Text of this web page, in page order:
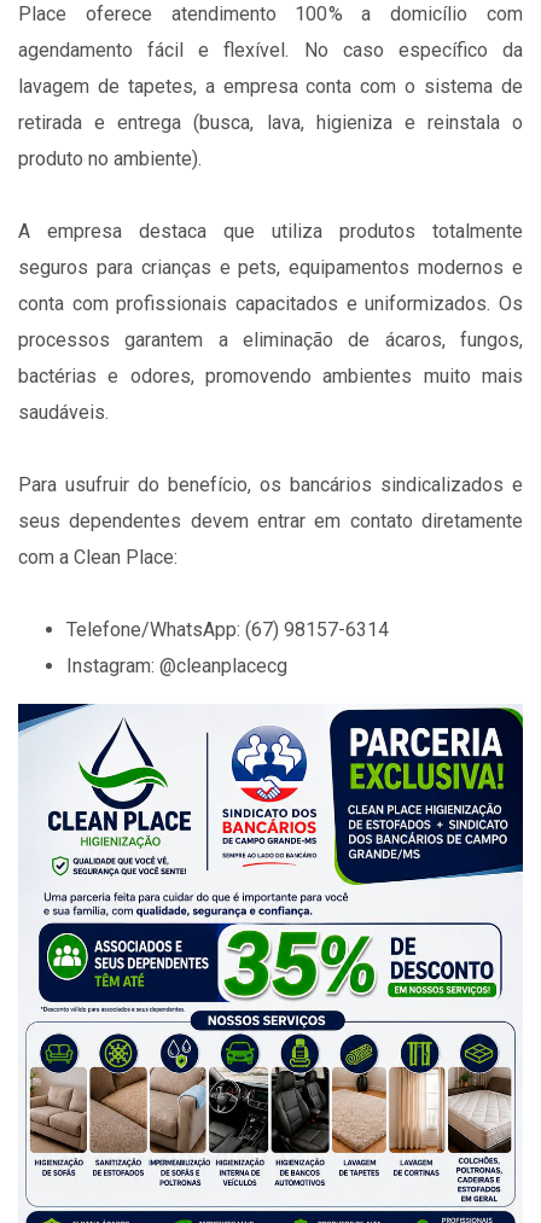
Place oferece atendimento 100% a domicílio com
agendamento fácil e flexível. No caso específico da
lavagem de tapetes, a empresa conta com o sistema de
retirada e entrega (busca, lava, higieniza e reinstala o
produto no ambiente).
A empresa destaca que utiliza produtos totalmente
seguros para crianças e pets, equipamentos modernos e
conta com profissionais capacitados e uniformizados. Os
processos garantem a eliminação de ácaros, fungos,
bactérias e odores, promovendo ambientes muito mais
saudáveis.
Para usufruir do benefício, os bancários sindicalizados e
seus dependentes devem entrar em contato diretamente
com a Clean Place:
Telefone/WhatsApp: (67) 98157-6314
Instagram: @cleanplacecg